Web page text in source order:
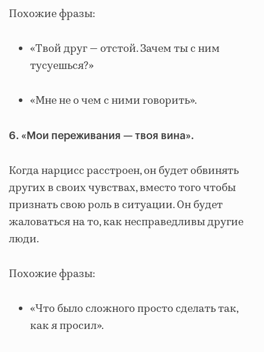
Похожие фразы:
«Твой друг — отстой. Зачем ты с ним
тусуешься?»
«Мне не о чем с ними говорить».
6. «Мои переживания — твоя вина».
Когда нарцисс расстроен, он будет обвинять
других в своих чувствах, вместо того чтобы
признать свою роль в ситуации. Он будет
жаловаться на то, как несправедливы другие
люди.
Похожие фразы:
«Что было сложного просто сделать так,
как я просил».